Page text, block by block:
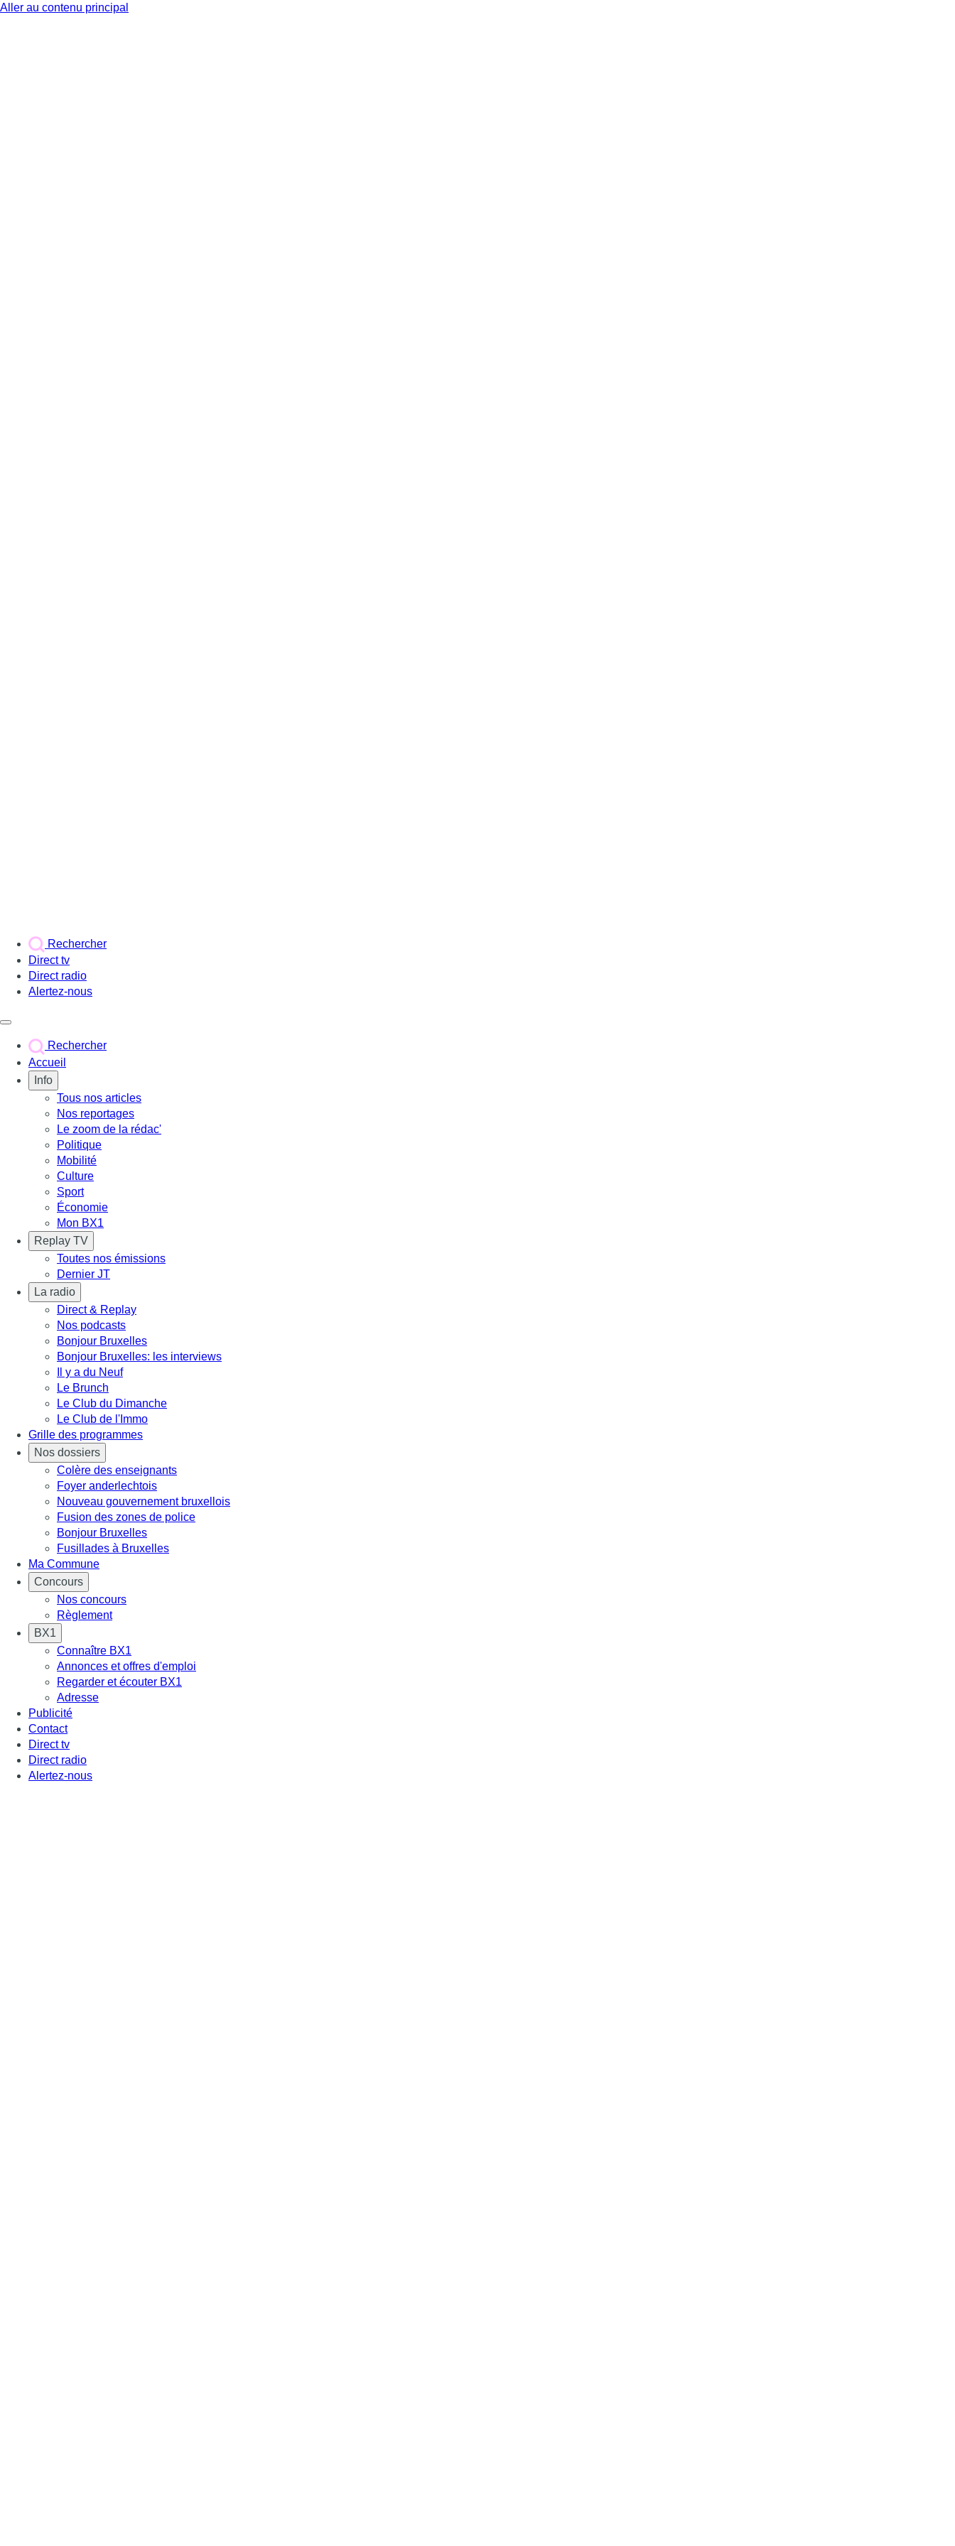
Aller au contenu principal
Rechercher
Direct tv
Direct radio
Alertez-nous
Rechercher
Accueil
Info
Tous nos articles
Nos reportages
Le zoom de la rédac'
Politique
Mobilité
Culture
Sport
Économie
Mon BX1
Replay TV
Toutes nos émissions
Dernier JT
La radio
Direct & Replay
Nos podcasts
Bonjour Bruxelles
Bonjour Bruxelles: les interviews
Il y a du Neuf
Le Brunch
Le Club du Dimanche
Le Club de l'Immo
Grille des programmes
Nos dossiers
Colère des enseignants
Foyer anderlechtois
Nouveau gouvernement bruxellois
Fusion des zones de police
Bonjour Bruxelles
Fusillades à Bruxelles
Ma Commune
Concours
Nos concours
Règlement
BX1
Connaître BX1
Annonces et offres d'emploi
Regarder et écouter BX1
Adresse
Publicité
Contact
Direct tv
Direct radio
Alertez-nous